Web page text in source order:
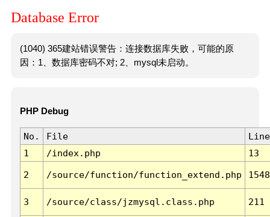
Database Error
(1040) 365建站错误警告：连接数据库失败，可能的原
因：1、数据库密码不对; 2、mysql未启动。
PHP Debug
No. File
Line
1
/index.php 13
2 /source/function/function_extend.php 1548
3 /source/class/jzmysql.class.php 211